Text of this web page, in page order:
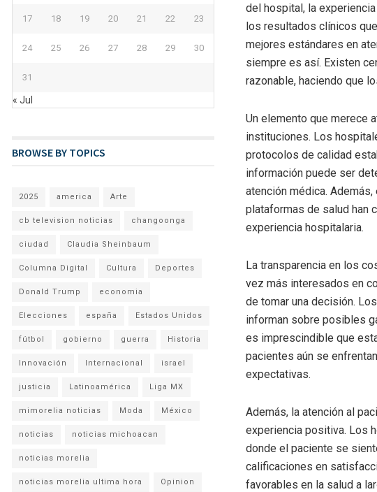
del hospital, la
los resultados clínicos
mejores estándares en
siempre es así. Existen
razonable, haciendo que
Un elemento que merece
instituciones. Los
protocolos de calidad
información puede ser
atención médica.
plataformas de salud han
experiencia hospitalaria.
La transparencia en los
vez más interesados en
de tomar una decisión.
informan sobre posibles
es imprescindible que
pacientes aún se
expectativas.
Además, la atención al
experiencia positiva. Los
donde el paciente se
calificaciones en
favorables en la salud a
17 18 19 20 21 22 23
24 25 26 27 28 29 30
31
« Jul
BROWSE BY TOPICS
2025 america Arte
cb television noticias changoonga
ciudad Claudia Sheinbaum
Columna Digital Cultura Deportes
Donald Trump economia
Elecciones españa Estados Unidos
fútbol gobierno guerra Historia
Innovación Internacional israel
justicia Latinoamérica Liga MX
mimorelia noticias Moda México
noticias noticias michoacan
noticias morelia
noticias morelia ultima hora Opinion